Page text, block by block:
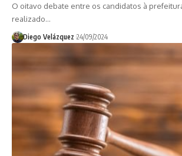
O oitavo debate entre os candidatos à
realizado…
Diego Velázquez 24/09/2024